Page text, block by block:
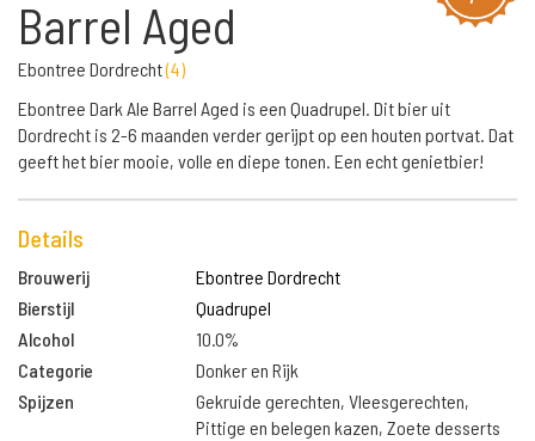
Barrel Aged
Ebontree Dordrecht(4)
Ebontree Dark Ale Barrel Aged is een Quadrupel. Dit bier uit
Dordrecht is 2-6 maanden verder gerijpt op een houten portvat. Dat
geeft het bier mooie, volle en diepe tonen. Een echt genietbier!
Details
Brouwerij
Ebontree Dordrecht
Bierstijl
Quadrupel
Alcohol
10.0%
Categorie
Donker en Rijk
Spijzen
Gekruide gerechten, Vleesgerechten,
Pittige en belegen kazen, Zoete desserts